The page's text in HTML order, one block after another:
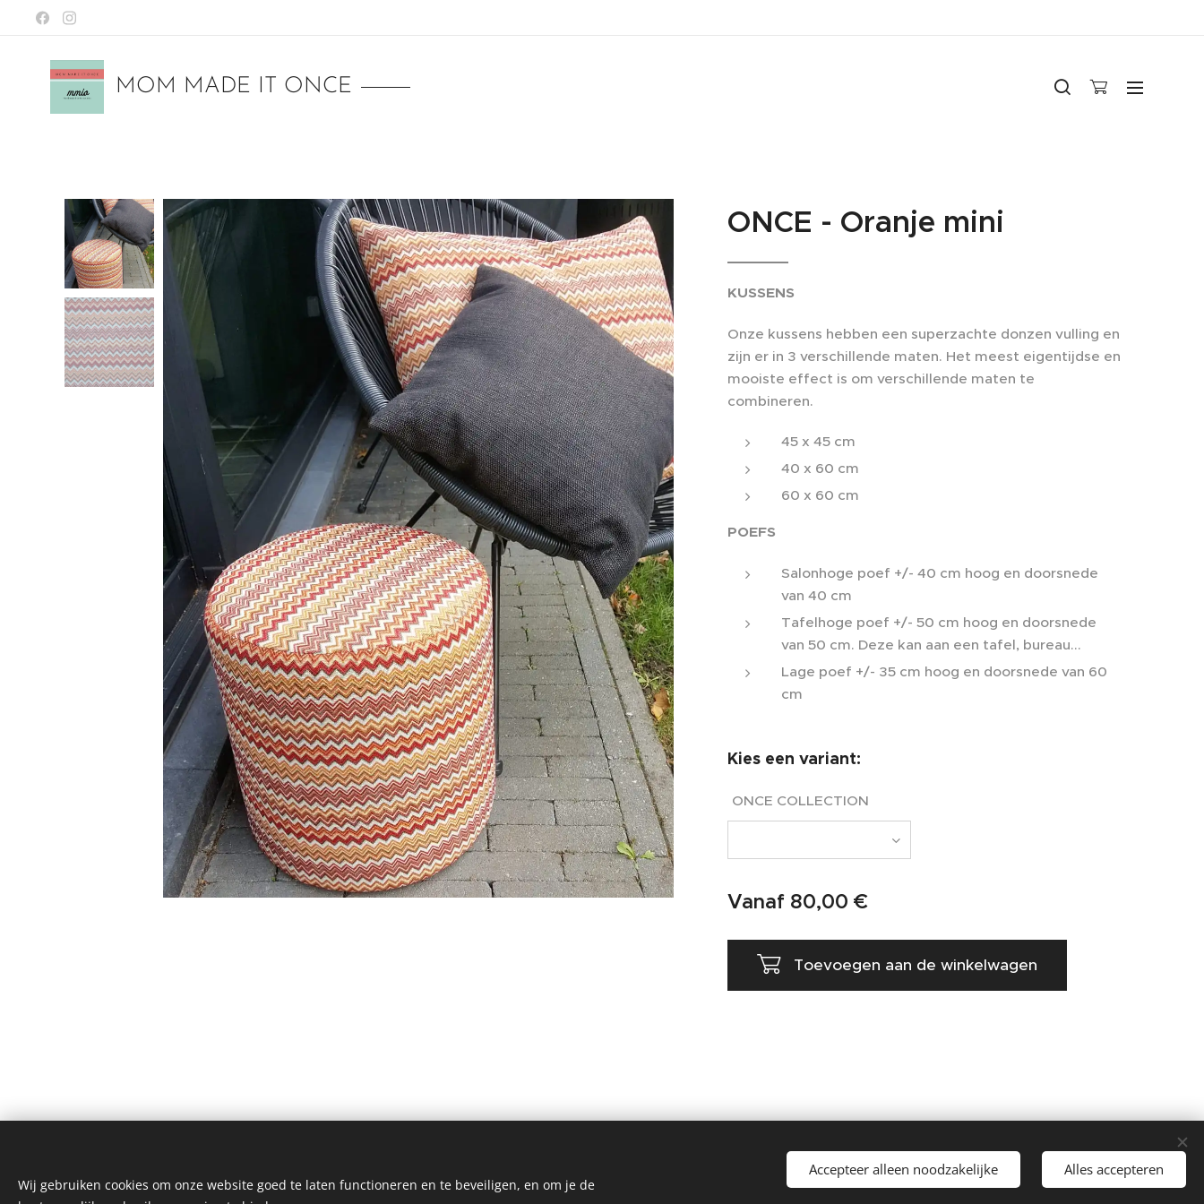
MOM MADE IT ONCE
ONCE - Oranje mini
KUSSENS
Onze kussens hebben een superzachte donzen vulling en
zijn er in 3 verschillende maten. Het meest eigentijdse en
mooiste effect is om verschillende maten te
combineren.
45 x 45 cm
40 x 60 cm
60 x 60 cm
POEFS
Salonhoge poef +/- 40 cm hoog en doorsnede
van 40 cm
Tafelhoge poef +/- 50 cm hoog en doorsnede
van 50 cm. Deze kan aan een tafel, bureau...
Lage poef +/- 35 cm hoog en doorsnede van 60
cm
Kies een variant:
ONCE COLLECTION
Vanaf 80,00 €
Toevoegen aan de winkelwagen
Wij gebruiken cookies om onze website goed te laten functioneren en te beveiligen, en om je de
Accepteer alleen noodzakelijke Alles accepteren